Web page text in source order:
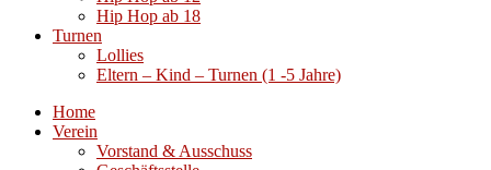
Hip Hop ab 18
Turnen
Lollies
Eltern – Kind – Turnen (1 -5 Jahre)
Home
Verein
Vorstand & Ausschuss